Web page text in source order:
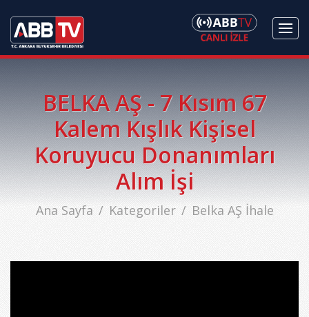
BELKA AŞ - 7 Kısım 67
Kalem Kışlık Kişisel
Koruyucu Donanımları
Alım İşi
Ana Sayfa Kategoriler Belka AŞ İhale